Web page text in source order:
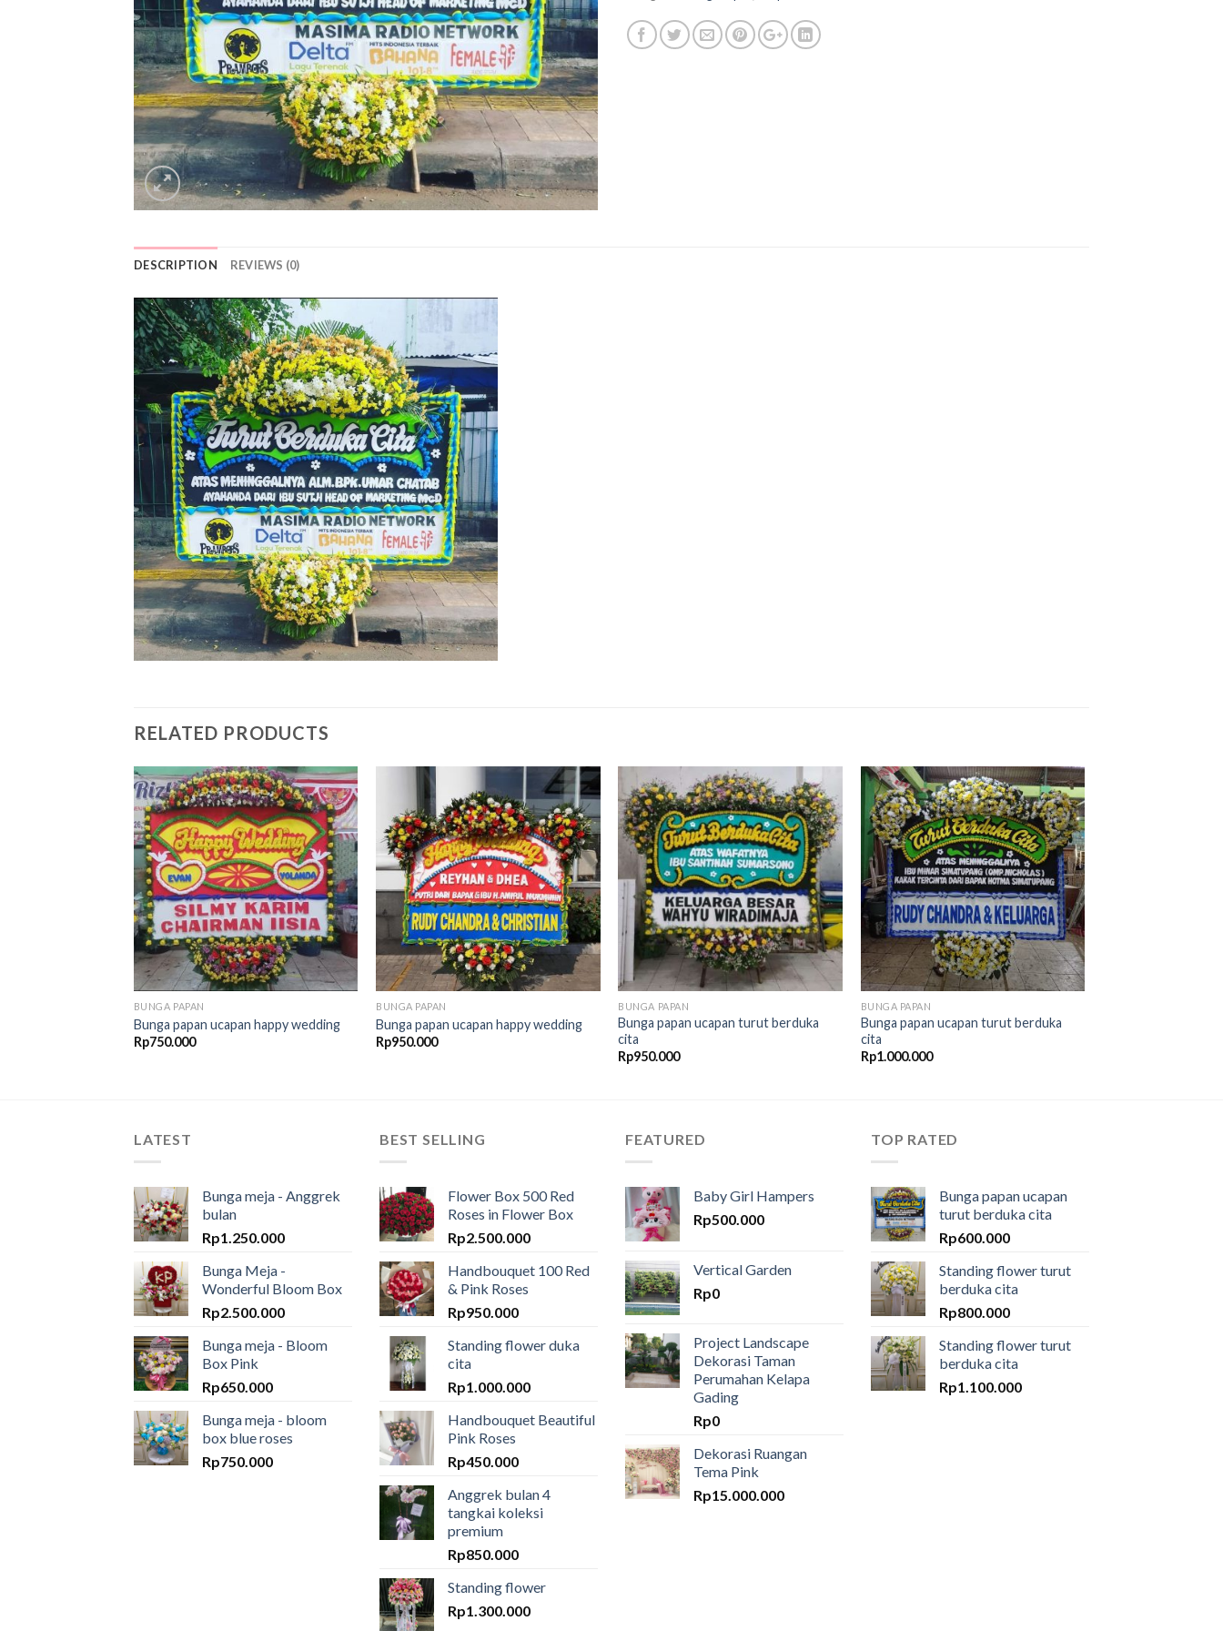
DESCRIPTION REVIEWS (0)
RELATED PRODUCTS
Add to
Wishlist
BUNGA PAPAN
Bunga papan ucapan happy wedding
Rp750.000
Add to
Wishlist
BUNGA PAPAN
Bunga papan ucapan happy wedding
Rp950.000
Add to
Wishlist
BUNGA PAPAN
Bunga papan ucapan turut berduka
cita
Rp950.000
Add to
Wishlist
BUNGA PAPAN
Bunga papan ucapan turut berduka
cita
Rp1.000.000
LATEST
Bunga meja - Anggrek
bulan
Rp1.250.000
Bunga Meja -
Wonderful Bloom Box
Rp2.500.000
Bunga meja - Bloom
Box Pink
Rp650.000
Bunga meja - bloom
box blue roses
Rp750.000
BEST SELLING
Flower Box 500 Red
Roses in Flower Box
Rp2.500.000
Handbouquet 100 Red
& Pink Roses
Rp950.000
Standing flower duka
cita
Rp1.000.000
Handbouquet Beautiful
Pink Roses
Rp450.000
Anggrek bulan 4
tangkai koleksi
premium
Rp850.000
Standing flower
Rp1.300.000
FEATURED
Baby Girl Hampers
Rp500.000
Vertical Garden
Rp0
Project Landscape
Dekorasi Taman
Perumahan Kelapa
Gading
Rp0
Dekorasi Ruangan
Tema Pink
Rp15.000.000
TOP RATED
Bunga papan ucapan
turut berduka cita
Rp600.000
Standing flower turut
berduka cita
Rp800.000
Standing flower turut
berduka cita
Rp1.100.000